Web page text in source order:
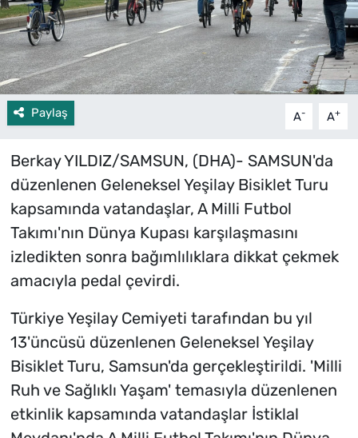
Paylaş A- A+
Berkay YILDIZ/SAMSUN, (DHA)- SAMSUN'da
düzenlenen Geleneksel Yeşilay Bisiklet Turu
kapsamında vatandaşlar, A Milli Futbol
Takımı'nın Dünya Kupası karşılaşmasını
izledikten sonra bağımlılıklara dikkat çekmek
amacıyla pedal çevirdi.
Türkiye Yeşilay Cemiyeti tarafından bu yıl
13'üncüsü düzenlenen Geleneksel Yeşilay
Bisiklet Turu, Samsun'da gerçekleştirildi. 'Milli
Ruh ve Sağlıklı Yaşam' temasıyla düzenlenen
etkinlik kapsamında vatandaşlar İstiklal